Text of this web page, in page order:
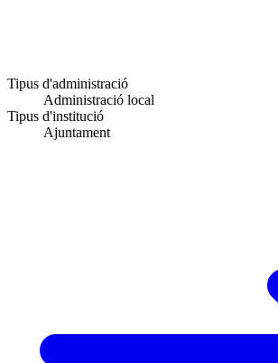
Tipus d'administració
Administració local
Tipus d'institució
Ajuntament